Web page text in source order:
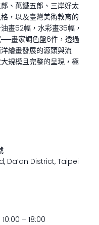
、萬鐵五郎、三岸好太
，以及臺灣美術教育的
畫52幅，水彩畫35幅，
畫家調色盤6件，透過
繪畫發展的源頭與流
規模且完整的呈現，極
Da’an District, Taipei
– 18:00